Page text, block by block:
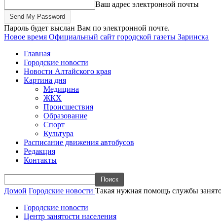
Ваш адрес электронной почты
Пароль будет выслан Вам по электронной почте.
Новое время Официальный сайт городской газеты Заринска
Главная
Городские новости
Новости Алтайского края
Картина дня
Медицина
ЖКХ
Происшествия
Образование
Спорт
Культура
Расписание движения автобусов
Редакция
Контакты
Домой Городские новости Такая нужная помощь службы
Городские новости
Центр занятости населения